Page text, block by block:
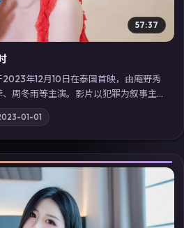
57:37
年12月10日在泰国首映，由庵野秀
周冬雨等主演。影片以犯罪为叙事主
匿名信彻底打破；摄影与配乐强化地
产免费观看高清电视剧在线看」延展
高清在线追剧体验。
01-01